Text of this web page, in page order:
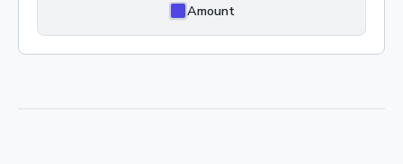
Amount